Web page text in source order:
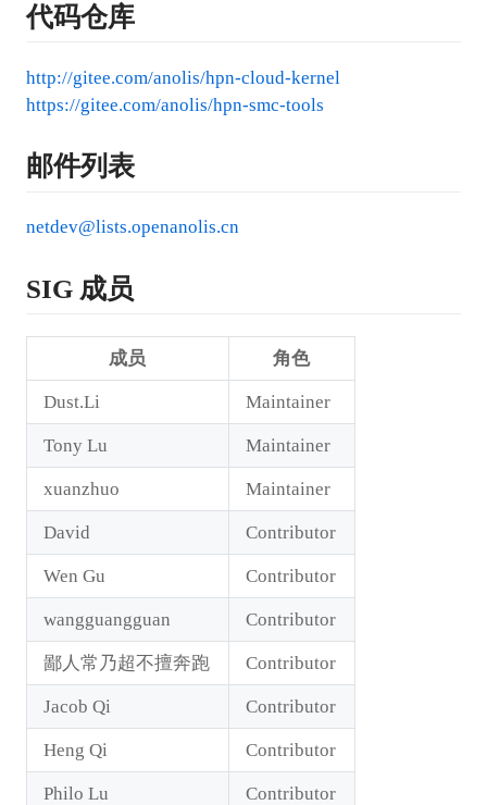
代码仓库
http://gitee.com/anolis/hpn-cloud-kernel
https://gitee.com/anolis/hpn-smc-tools
邮件列表
netdev@lists.openanolis.cn
SIG 成员
成员 角色
Dust.Li Maintainer
Tony Lu Maintainer
xuanzhuo Maintainer
David Contributor
Wen Gu Contributor
wangguangguan Contributor
鄙人常乃超不擅奔跑 Contributor
Jacob Qi Contributor
Heng Qi Contributor
Philo Lu Contributor